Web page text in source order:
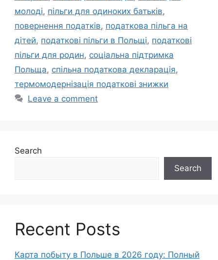
молоді, пільги для одиноких батьків,
повернення податків, податкова пільга на
дітей, податкові пільги в Польщі, податкові
пільги для родин, соціальна підтримка
Польща, спільна податкова декларація,
термомодернізація податкові знижки
Leave a comment
Search
Search
Recent Posts
Карта побыту в Польше в 2026 году: Полный